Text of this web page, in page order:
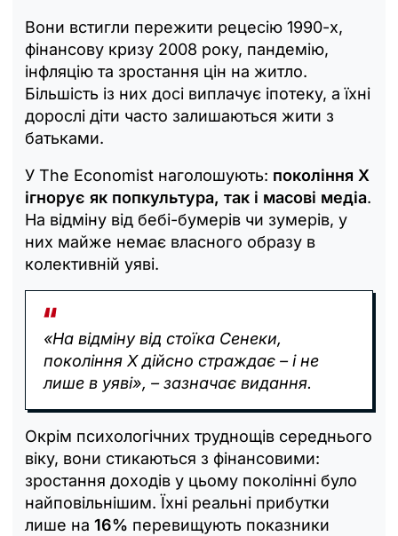
Вони встигли пережити рецесію 1990-х,
фінансову кризу 2008 року, пандемію,
інфляцію та зростання цін на житло.
Більшість із них досі виплачує іпотеку, а їхні
дорослі діти часто залишаються жити з
батьками.
У The Economist наголошують: покоління X
ігнорує як попкультура, так і масові медіа.
На відміну від бебі-бумерів чи зумерів, у
них майже немає власного образу в
колективній уяві.
«На відміну від стоїка Сенеки,
покоління X дійсно страждає – і не
лише в уяві», – зазначає видання.
Окрім психологічних труднощів середнього
віку, вони стикаються з фінансовими:
зростання доходів у цьому поколінні було
найповільнішим. Їхні реальні прибутки
лише на 16% перевищують показники